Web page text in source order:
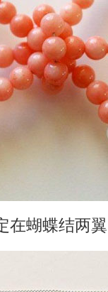
在蝴蝶结两翼